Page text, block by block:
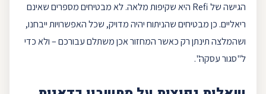
הגישה שלRefi היא שקיפות מלאה. לא מבטיחים מספרים שאינם
ריאליים. כן מבטיחים שהניתוח יהיה מדויק, שכל האפשרויות ייבחנו,
ושהמלצה תינתן רק כאשר המחזור אכן משתלם עבורכם – ולא כדי
ל"סגור עסקה".